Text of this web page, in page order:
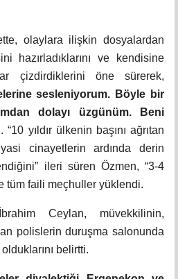
olaylara ilişkin dosyalardan
hazırladıklarını ve kendisine
çizdirdiklerini öne sürerek,
sesleniyorum. Böyle bir
dolayı üzgünüm. Beni
“10 yıldır ülkenin başını ağrıtan
cinayetlerin ardında derin
ileri süren Özmen, “3-4
tüm faili meçhuller yüklendi.
Ceylan, müvekkilinin,
polislerin duruşma salonunda
belirtti.